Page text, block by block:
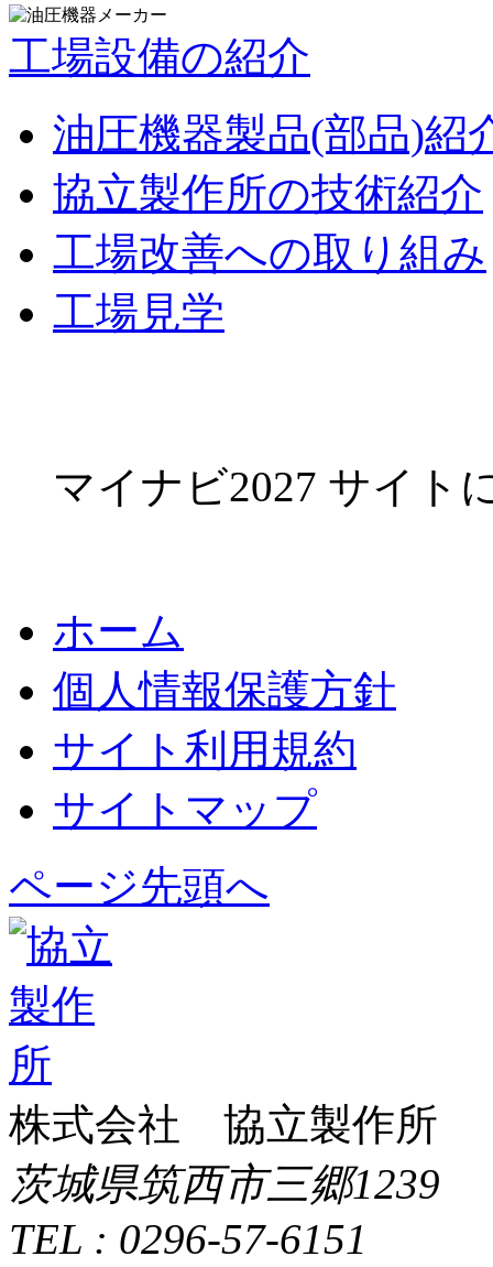
工場設備の紹介
油圧機器製品(部品)紹
協立製作所の技術紹介
工場改善への取り組み
工場見学
マイナビ2027 サイト
ホーム
個人情報保護方針
サイト利用規約
サイトマップ
ページ先頭へ
株式会社 協立製作所
茨城県筑西市三郷1239
TEL : 0296-57-6151